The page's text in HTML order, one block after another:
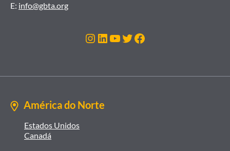
E: info@gbta.org
Instagram
LinkedIn
Youtube
Twitter
Facebook
América do Norte
Estados Unidos
Canadá